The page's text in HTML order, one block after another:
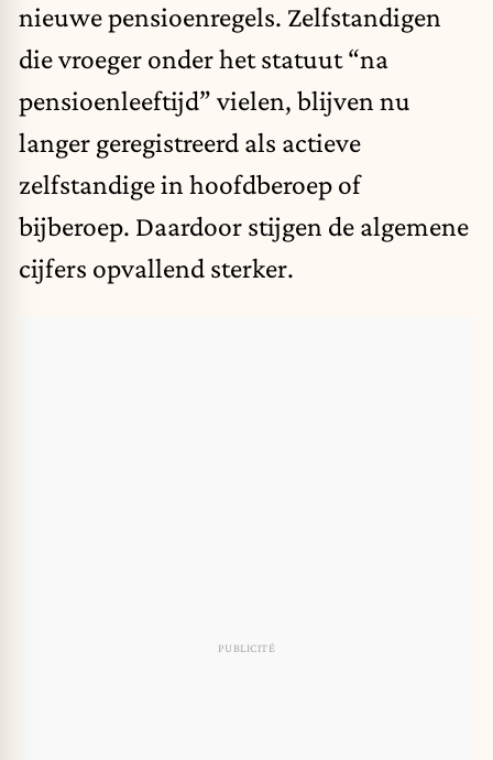
nieuwe pensioenregels. Zelfstandigen
die vroeger onder het statuut “na
pensioenleeftijd” vielen, blijven nu
langer geregistreerd als actieve
zelfstandige in hoofdberoep of
bijberoep. Daardoor stijgen de algemene
cijfers opvallend sterker.